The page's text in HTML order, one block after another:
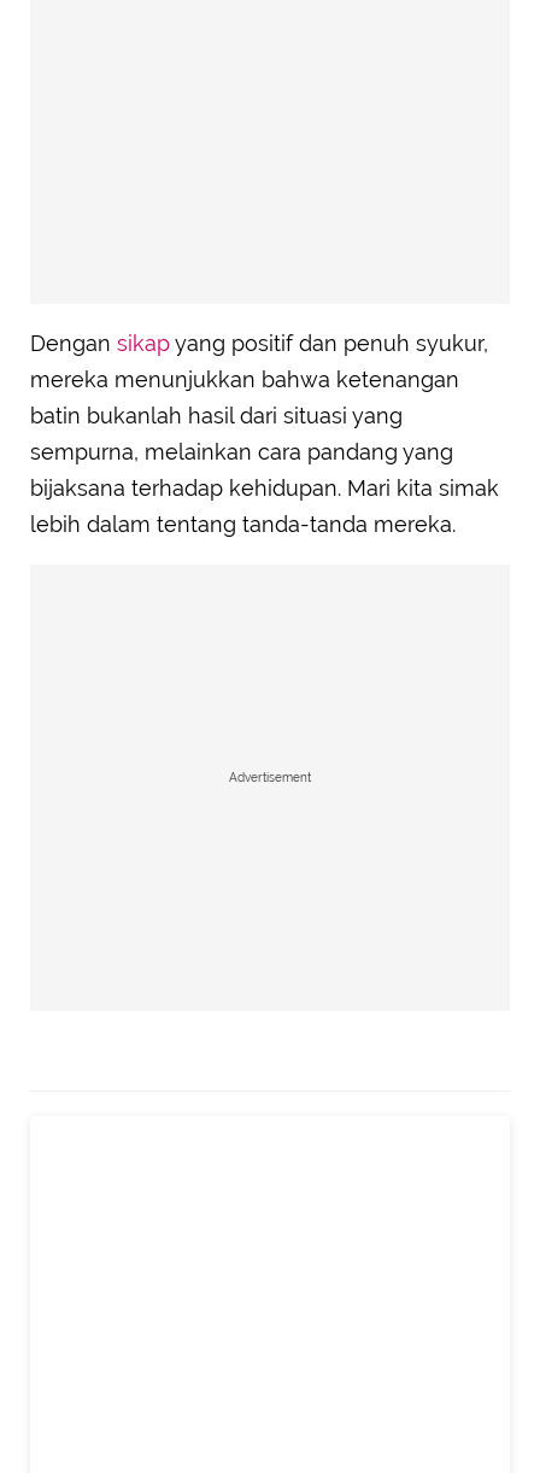
Dengan sikapyang positif dan penuh syukur,
mereka menunjukkan bahwa ketenangan
batin bukanlah hasil dari situasi yang
sempurna, melainkan cara pandang yang
bijaksana terhadap kehidupan. Mari kita simak
lebih dalam tentang tanda-tanda mereka.
Advertisement